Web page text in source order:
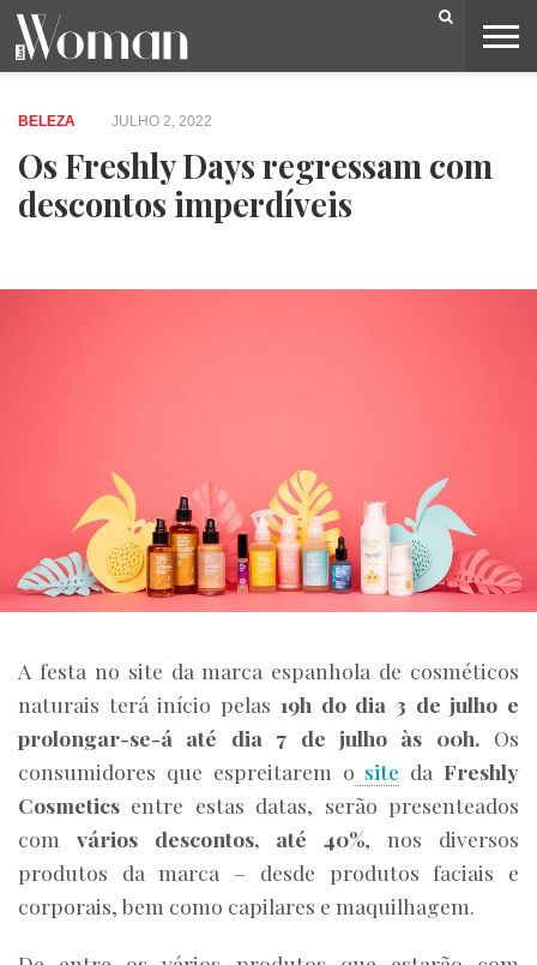
BELEZA
CAPA
LIFESTYLE
MODA
OPINIÃO
PESSOAS
SOCIEDADE
VIDEOS
BELEZA JULHO 2, 2022
Os Freshly Days regressam com
descontos imperdíveis
A festa no site da marca espanhola de cosméticos
naturais terá início pelas 19h do dia 3 de julho e
prolongar-se-á até dia 7 de julho às 00h. Os
consumidores que espreitarem o site da Freshly
Cosmetics entre estas datas, serão presenteados
com vários descontos, até 40%, nos diversos
produtos da marca – desde produtos faciais e
corporais, bem como capilares e maquilhagem.